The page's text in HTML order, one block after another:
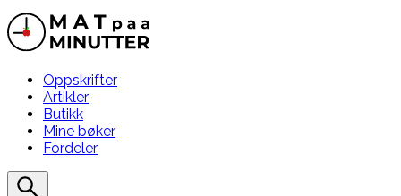
Oppskrifter
Artikler
Butikk
Mine bøker
Fordeler